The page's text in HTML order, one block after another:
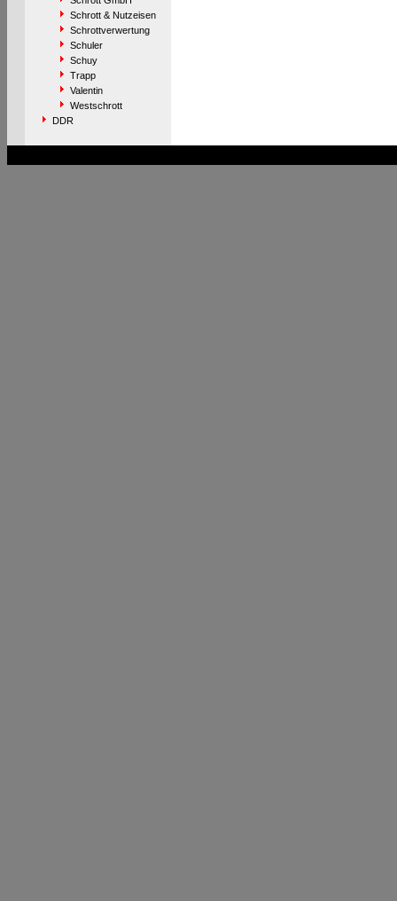
Schrott & Nutzeisen
Schrottverwertung
Schuler
Schuy
Trapp
Valentin
Westschrott
DDR